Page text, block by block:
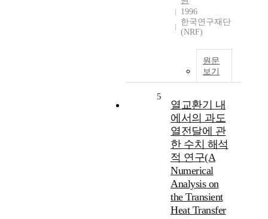
1996
한국연구재단
(NRF)
원문
보기
5
열교환기 내
에서의 과도
열전달에 관
한 수치 해석
적 연구(A
Numerical
Analysis on
the Transient
Heat Transfer